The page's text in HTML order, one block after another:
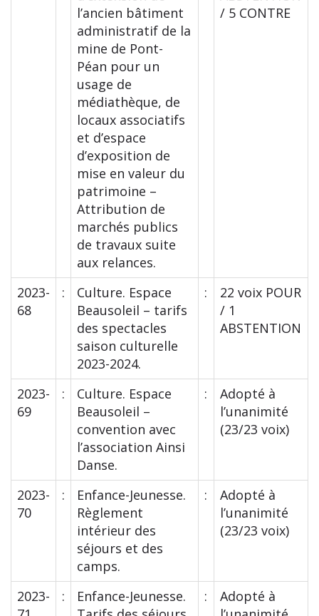
l’ancien bâtiment
administratif de la
mine de Pont-
Péan pour un
usage de
médiathèque, de
locaux associatifs
et d’espace
d’exposition de
mise en valeur du
patrimoine –
Attribution de
marchés publics
de travaux suite
aux relances.
/ 5 CONTRE
2023-
68
:
Culture. Espace
Beausoleil – tarifs
des spectacles
saison culturelle
2023-2024.
:
22 voix POUR
/ 1
ABSTENTION
2023-
69
:
Culture. Espace
Beausoleil –
convention avec
l’association Ainsi
Danse.
:
Adopté à
l’unanimité
(23/23 voix)
2023-
70
:
Enfance-Jeunesse.
Règlement
intérieur des
séjours et des
camps.
:
Adopté à
l’unanimité
(23/23 voix)
2023-
:
Enfance-Jeunesse.
:
Adopté à